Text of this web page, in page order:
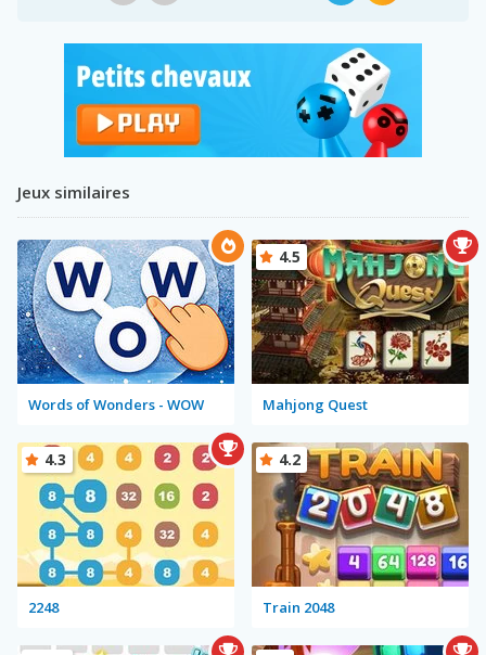
Jeux similaires
Words of Wonders - WOW Mahjong Quest
4.5
2248
4.3
Train 2048
4.2